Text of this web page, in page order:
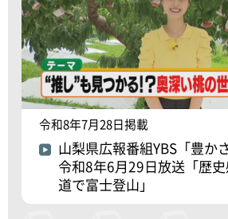
令和8年7月28日掲載
山梨県広報番組YBS「豊か
令和8年6月29日放送「歴
道で富士登山」